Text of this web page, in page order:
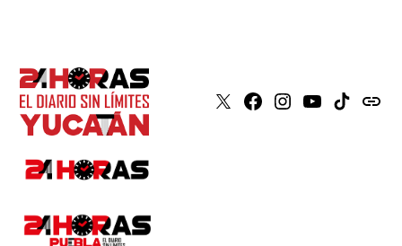
X Faceboook
Instagram
YoutubeTiktokissuu